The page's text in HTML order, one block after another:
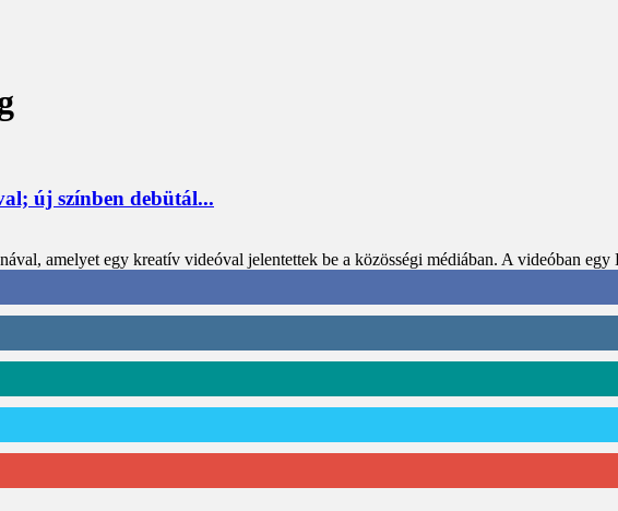
új színben debütál...
amelyet egy kreatív videóval jelentettek be a közösségi médiában. A videóban